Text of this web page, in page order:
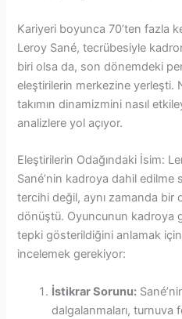
Kariyeri boyunca 70’ten fazla
Leroy Sané, tecrübesiyle
biri olsa da, son dönemdeki
eleştirilerin merkezine yerleşti.
takımın dinamizmini nasıl
analizlere yol açıyor.
Eleştirilerin Odağındaki İsim:
Sané’nin kadroya dahil
tercihi değil, aynı zamanda bir
dönüştü. Oyuncunun kadroya
tepki gösterildiğini anlamak
incelemek gerekiyor:
İstikrar Sorunu:
dalgalanmaları, turnuva